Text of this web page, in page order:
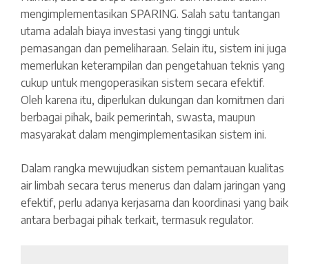
mengimplementasikan SPARING. Salah satu tantangan
utama adalah biaya investasi yang tinggi untuk
pemasangan dan pemeliharaan. Selain itu, sistem ini juga
memerlukan keterampilan dan pengetahuan teknis yang
cukup untuk mengoperasikan sistem secara efektif.
Oleh karena itu, diperlukan dukungan dan komitmen dari
berbagai pihak, baik pemerintah, swasta, maupun
masyarakat dalam mengimplementasikan sistem ini.
Dalam rangka mewujudkan sistem pemantauan kualitas
air limbah secara terus menerus dan dalam jaringan yang
efektif, perlu adanya kerjasama dan koordinasi yang baik
antara berbagai pihak terkait, termasuk regulator.